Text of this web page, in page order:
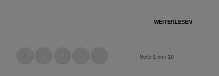
WEITERLESEN
Seite 1 von 10
1